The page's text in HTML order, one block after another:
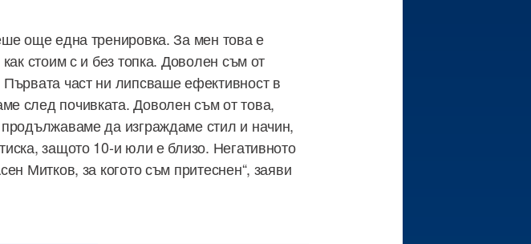
още една тренировка. За мен това е
стоим с и без топка. Доволен съм от
част ни липсваше ефективност в
след почивката. Доволен съм от това,
да изграждаме стил и начин,
защото 10-и юли е близо. Негативното
Митков, за когото съм притеснен“, заяви